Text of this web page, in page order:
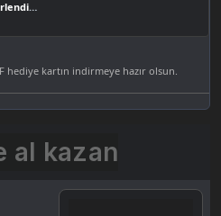
hediye kartın indirmeye hazır olsun.
al kazan